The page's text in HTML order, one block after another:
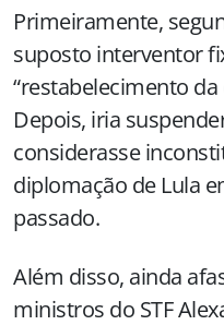
Primeiramente,
suposto interventor
“restabelecimento
Depois, iria
considerasse
diplomação de Lula
passado.
Além disso, ainda
ministros do STF